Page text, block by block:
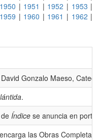
1950 | 1951 | 1952 | 1953 |
1959 | 1960 | 1961 | 1962 |
Gonzalo Maeso,
.
Índice se anuncia en
las Obras